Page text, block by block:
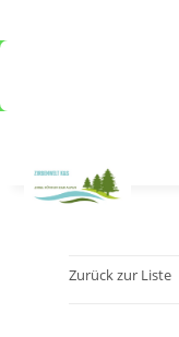
Zurück zur Liste